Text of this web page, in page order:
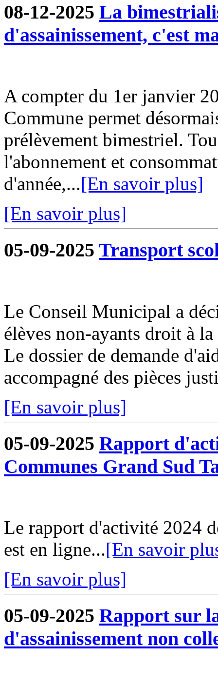
08-12-2025 La
d'assainissement, c'est
A compter du 1er janvier
Commune permet
prélèvement bimestriel.
l'abonnement et
d'année,...[En savoir plus]
[En savoir plus]
05-09-2025 Transport
Le Conseil Municipal a
élèves non-ayants droit à
Le dossier de demande
accompagné des pièces
[En savoir plus]
05-09-2025 Rapport
Communes Grand Sud
Le rapport d'activité 2024
est en ligne...[En savoir
[En savoir plus]
05-09-2025 Rapport sur
d'assainissement non